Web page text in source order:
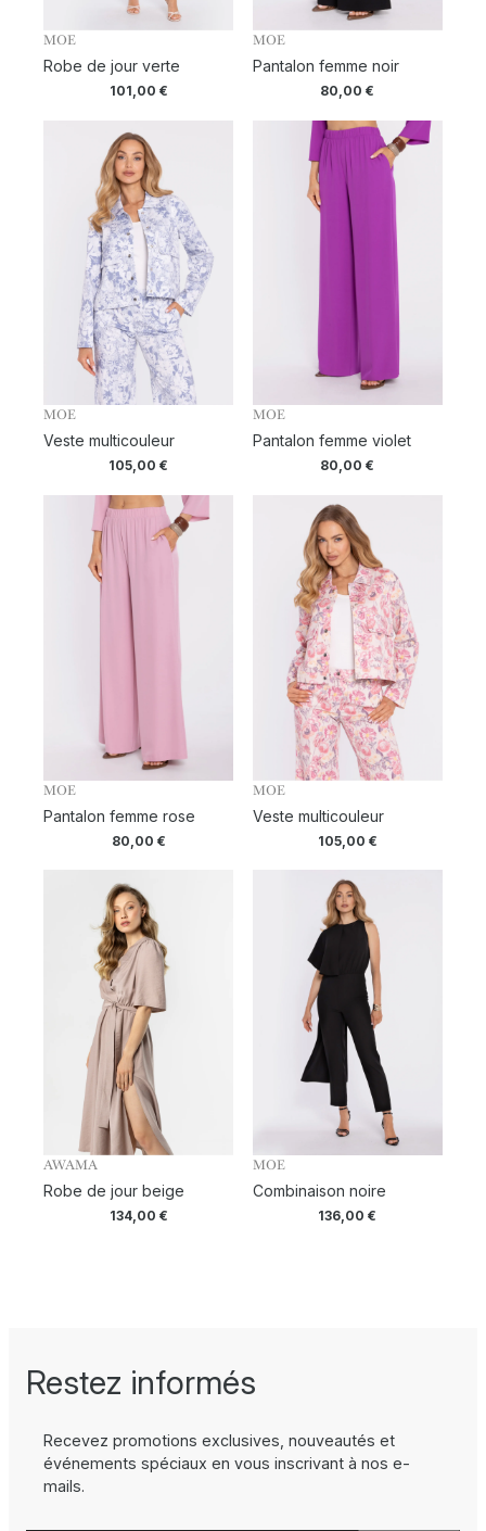
MOE
Robe de jour verte
101,00 €
MOE
Pantalon femme noir
80,00€
MOE
Veste multicouleur
105,00€
MOE
Pantalon femme violet
80,00€
MOE
Pantalon femme rose
80,00 €
MOE
Veste multicouleur
105,00 €
AWAMA
Robe de jour beige
134,00 €
MOE
Combinaison noire
136,00€
Restez informés
Recevez promotions exclusives, nouveautés et
événements spéciaux en vous inscrivant à nos e-
mails.